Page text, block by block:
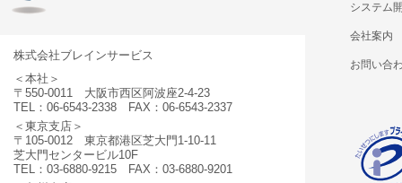
株式会社ブレインサービス
＜本社＞
〒550-0011 大阪市西区阿波座2-4-23
TEL：06-6543-2338 FAX：06-6543-2337
＜東京支店＞
〒105-0012 東京都港区芝大門1-10-11
芝大門センタービル10F
TEL：03-6880-9215 FAX：03-6880-9201
システム
会社案内
お問い合